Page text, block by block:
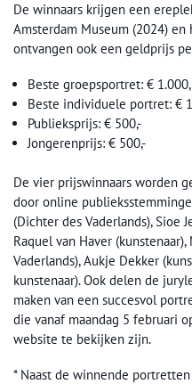
De winnaars krijgen een
Amsterdam Museum (2024) en
ontvangen ook een geldprijs
Beste groepsportret: €
Beste individuele portret: €
Publieksprijs: € 500,-
Jongerenprijs: € 500,-
De vier prijswinnaars worden
door online
(Dichter des Vaderlands), Sioe
Raquel van Haver
Vaderlands), Aukje Dekker
kunstenaar). Ook delen de
maken van een succesvol
die vanaf maandag 5 februari
website te bekijken zijn.
* Naast de winnende